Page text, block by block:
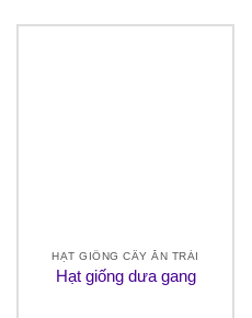
HẠT GIỐNG CÂY ĂN TRÁI
Hạt giống dưa gang